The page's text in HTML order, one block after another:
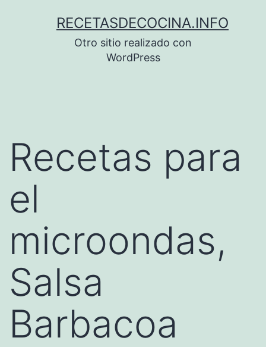
RECETASDECOCINA.INFO
Otro sitio realizado con
WordPress
Recetas para
el
microondas,
Salsa
Barbacoa